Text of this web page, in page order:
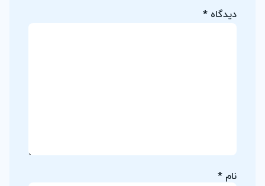
دیدگاه *
نام *